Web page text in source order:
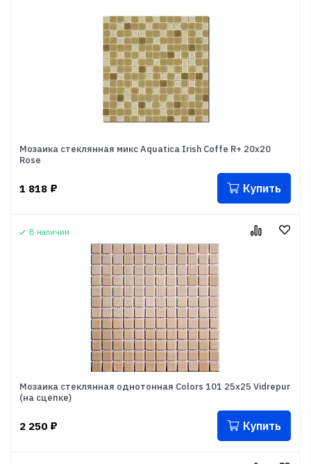
Мозаика стеклянная микс Aquatica Irish Coffe R+ 20x20
Rose
1 818 ₽ Купить
В наличии
Мозаика стеклянная однотонная Colors 101 25x25 Vidrepur
(на сцепке)
2 250 ₽ Купить